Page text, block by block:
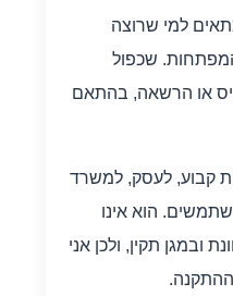
למי שרוצה
שכפול
או הרשאה, בהתאם
קבוע, לעסק, למשרד
הוא אינו
ובמגן תקין, ולכן אני